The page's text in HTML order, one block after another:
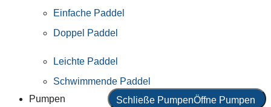
Einfache Paddel
Doppel Paddel
Leichte Paddel
Schwimmende Paddel
Pumpen
Schließe PumpenÖffne Pumpen